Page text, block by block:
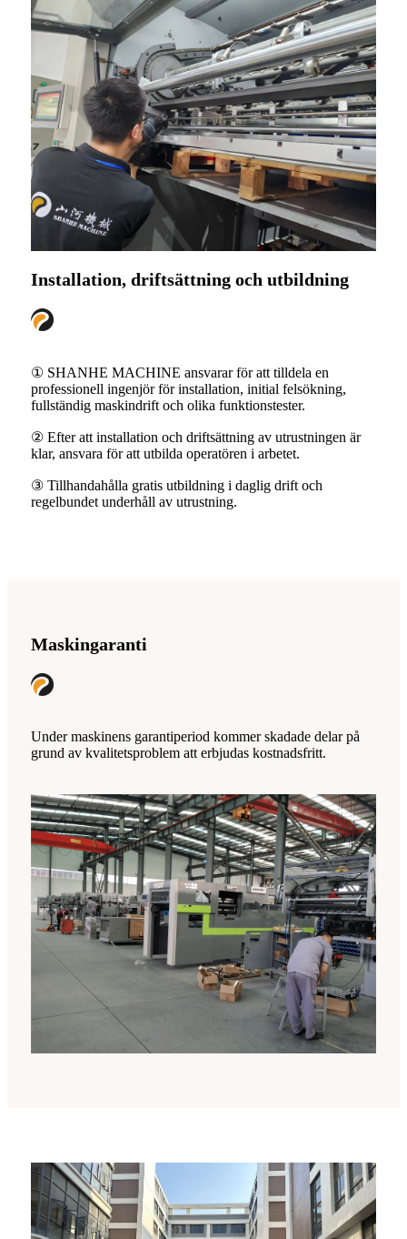
Installation, driftsättning och utbildning
① SHANHE MACHINE ansvarar för att tilldela en
professionell ingenjör för installation, initial felsökning,
fullständig maskindrift och olika funktionstester.
② Efter att installation och driftsättning av utrustningen är
klar, ansvara för att utbilda operatören i arbetet.
③ Tillhandahålla gratis utbildning i daglig drift och
regelbundet underhåll av utrustning.
Maskingaranti
Under maskinens garantiperiod kommer skadade delar på
grund av kvalitetsproblem att erbjudas kostnadsfritt.